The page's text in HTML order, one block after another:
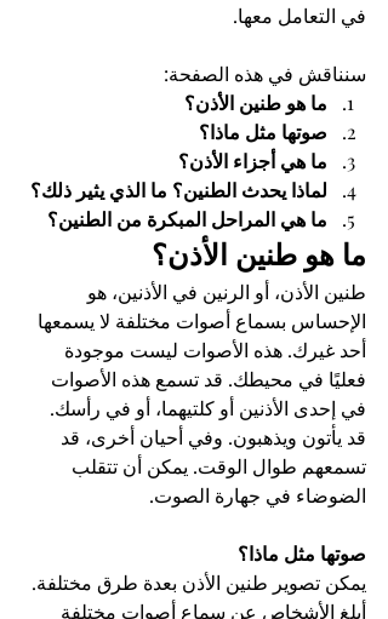
في التعامل معها.
سنناقش في هذه الصفحة:
ما هو طنين الأذن؟
صوتها مثل ماذا؟
ما هي أجزاء الأذن؟
لماذا يحدث الطنين؟ ما الذي يثير ذلك؟
ما هي المراحل المبكرة من الطنين؟
ما هو طنين الأذن؟
طنين الأذن، أو الرنين في الأذنين، هو
الإحساس بسماع أصوات مختلفة لا يسمعها
أحد غيرك. هذه الأصوات ليست موجودة
فعليًا في محيطك. قد تسمع هذه الأصوات
في إحدى الأذنين أو كلتيهما، أو في رأسك.
قد يأتون ويذهبون. وفي أحيان أخرى، قد
تسمعهم طوال الوقت. يمكن أن تتقلب
الضوضاء في جهارة الصوت.
صوتها مثل ماذا؟
يمكن تصوير طنين الأذن بعدة طرق مختلفة.
أبلغ الأشخاص عن سماع أصوات مختلفة